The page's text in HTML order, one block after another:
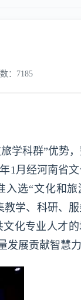
：7185
学科群”优势
1月经河南省
入选“文化和
教学、科研、
化专业人才
展贡献智慧力